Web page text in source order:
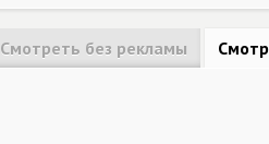
Смотреть без рекламы